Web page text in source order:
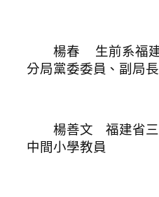
楊春
生前系福
分局黨委委員、副局長
楊善文 福建省三
中間小學教員